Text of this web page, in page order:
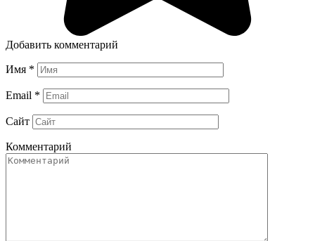
Добавить комментарий
Имя *
Email *
Сайт
Комментарий